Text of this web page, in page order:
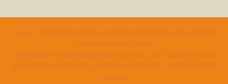
Domov
IZVEDENSKA MNENJA IN PREGLEDI ČRNE IN SIVE GRADNJE
UPORABNA DOVOLJENJA
REFERENCE – LEGALIZACIJE leto: 2020, 2021, 2022, 2023, 2024, 2025
ENERGETSKE IZKAZNICE – ZAHTEVA ZA IZDELAVO
NAČRTI RUŠITVE
LICENCE